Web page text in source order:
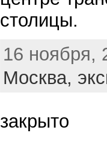
столицы.
16 ноября,
Москва,
закрыто